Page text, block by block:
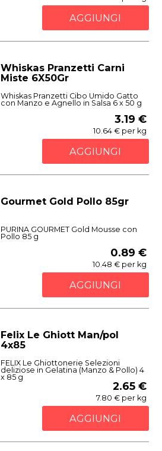
AGGIUNGI
Whiskas Pranzetti Carni
Miste 6X50Gr
Whiskas Pranzetti Cibo Umido Gatto
con Manzo e Agnello in Salsa 6 x 50 g
3.19 €
10.64 € per kg
AGGIUNGI
Gourmet Gold Pollo 85gr
PURINA GOURMET Gold Mousse con
Pollo 85 g
0.89 €
10.48 € per kg
AGGIUNGI
Felix Le Ghiott Man/pol
4x85
FELIX Le Ghiottonerie Selezioni
deliziose in Gelatina (Manzo & Pollo) 4
x 85 g
2.65 €
7.80 € per kg
AGGIUNGI